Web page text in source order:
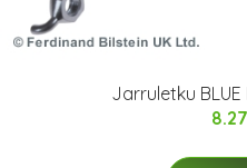
Jarruletku BLUE